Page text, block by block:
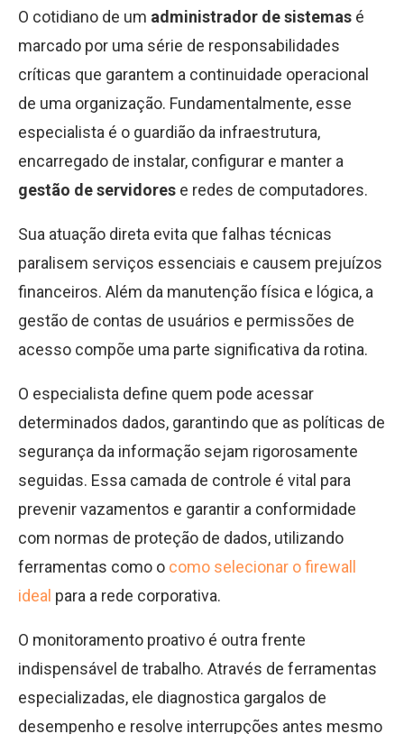
O cotidiano de um administrador de sistemas é
marcado por uma série de responsabilidades
críticas que garantem a continuidade operacional
de uma organização. Fundamentalmente, esse
especialista é o guardião da infraestrutura,
encarregado de instalar, configurar e manter a
gestão de servidores e redes de computadores.
Sua atuação direta evita que falhas técnicas
paralisem serviços essenciais e causem prejuízos
financeiros. Além da manutenção física e lógica, a
gestão de contas de usuários e permissões de
acesso compõe uma parte significativa da rotina.
O especialista define quem pode acessar
determinados dados, garantindo que as políticas de
segurança da informação sejam rigorosamente
seguidas. Essa camada de controle é vital para
prevenir vazamentos e garantir a conformidade
com normas de proteção de dados, utilizando
ferramentas como o como selecionar o firewall
ideal para a rede corporativa.
O monitoramento proativo é outra frente
indispensável de trabalho. Através de ferramentas
especializadas, ele diagnostica gargalos de
desempenho e resolve interrupções antes mesmo